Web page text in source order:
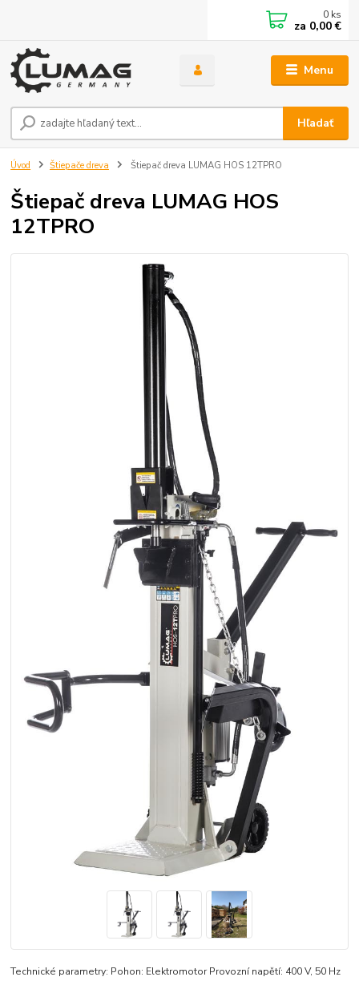
Menu
Hľadať
0 ks
za 0,00 €
Úvod Štiepače dreva Štiepač dreva LUMAG HOS 12TPRO
Štiepač dreva LUMAG HOS
12TPRO
Technické parametry: Pohon: Elektromotor Provozní napětí: 400 V, 50 Hz